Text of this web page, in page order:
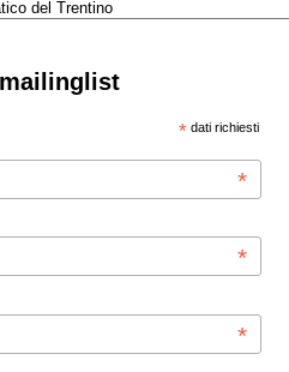
* dati richiesti
*
*
*